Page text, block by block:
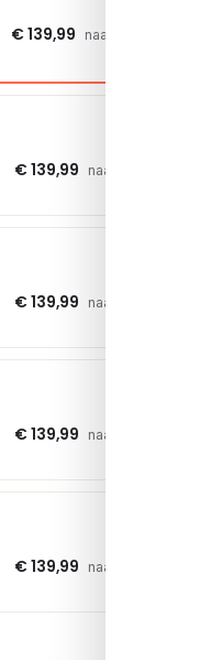
€ 139,99 naar shop →
€ 139,99 naar shop →
€ 139,99 naar shop →
€ 139,99 naar shop →
€ 139,99 naar shop →